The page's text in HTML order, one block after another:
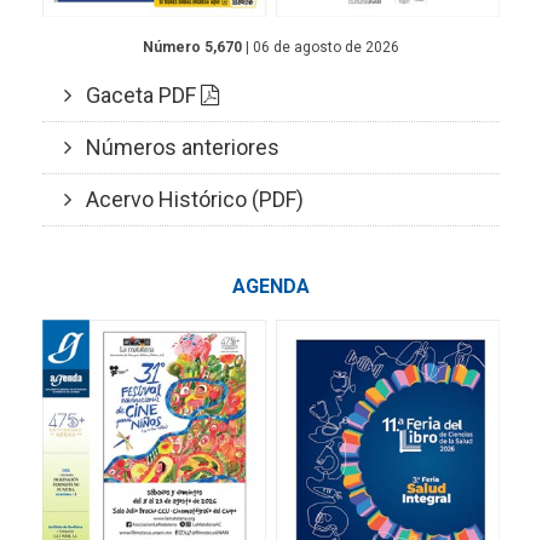
Número 5,670 | 06 de agosto de 2026
Gaceta PDF
Números anteriores
Acervo Histórico (PDF)
AGENDA